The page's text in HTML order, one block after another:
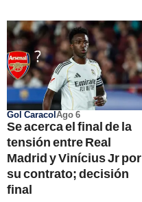
Gol CaracolAgo 6
Se acerca el final de la
tensión entre Real
Madrid y Vinícius Jr por
su contrato; decisión
final